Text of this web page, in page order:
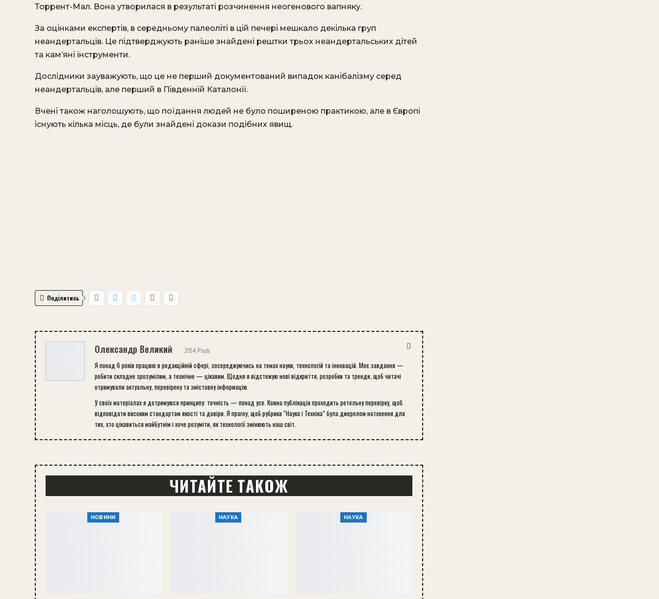
Торрент-Мал. Вона утворилася в результаті розчинення неогенового вапняку.
За оцінками експертів, в середньому палеоліті в цій печері мешкало декілька груп
неандертальців. Це підтверджують раніше знайдені рештки трьох неандертальських дітей
та кам’яні інструменти.
Дослідники зауважують, що це не перший документований випадок канібалізму серед
неандертальців, але перший в Південній Каталонії.
Вчені також наголошують, що поїдання людей не було поширеною практикою, але в Європі
існують кілька місць, де були знайдені докази подібних явищ.
Поділитись
Олександр Великий 2154 Posts
Я понад 6 років працюю в редакційній сфері, зосереджуючись на темах науки, технологій та інновацій. Моє завдання —
робити складне зрозумілим, а технічне — цікавим. Щодня я відстежую нові відкриття, розробки та тренди, щоб читачі
отримували актуальну, перевірену та змістовну інформацію.
У своїх матеріалах я дотримуюся принципу: точність — понад усе. Кожна публікація проходить ретельну перевірку, щоб
відповідати високим стандартам якості та довіри. Я прагну, щоб рубрика “Наука і Техніка” була джерелом натхнення для
тих, хто цікавиться майбутнім і хоче розуміти, як технології змінюють наш світ.
ЧИТАЙТЕ ТАКОЖ
НОВИНИ НАУКА НАУКА